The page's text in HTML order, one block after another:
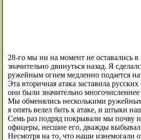
28-го мы ни на момент не оставались
значительно двинуться назад. Я
ружейным огнем медленно подается
Эта вторичная атака заставила
они были значительно многочисленнее
Мы обменялись несколькими
я опять велел бить к атаке, и штыки
Семь раз подряд покрывали мы почву
офицеры, несшие его, дважды
Несмотря на то, что наши изнемогали